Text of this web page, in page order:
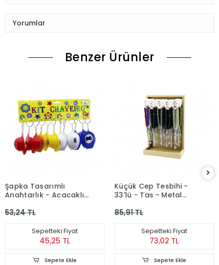
Yorumlar
Benzer Ürünler
Şapka Tasarımlı
Anahtarlık - Açacaklı
53,24 TL
Sepetteki Fiyat
45,25 TL
Sepete Ekle
Küçük Cep Tesbihi -
33'lü - Taş - Metal
Karışık Renk
85,91 TL
Sepetteki Fiyat
73,02 TL
Sepete Ekle